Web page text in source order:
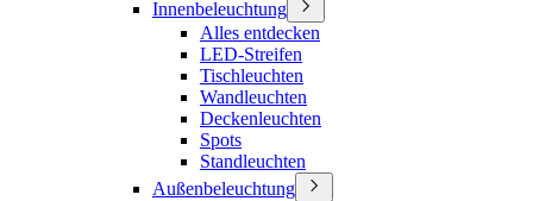
Innenbeleuchtung
Alles entdecken
LED-Streifen
Tischleuchten
Wandleuchten
Deckenleuchten
Spots
Standleuchten
Außenbeleuchtung